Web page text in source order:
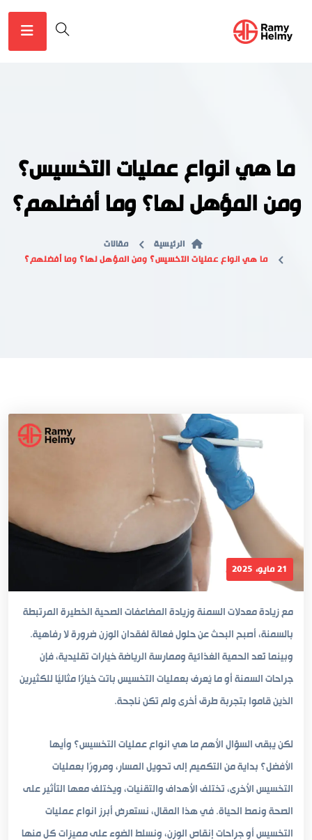
ما هي انواع عمليات التخسيس؟
ومن المؤهل لها؟ وما أفضلهم؟
الرئيسية
مقالات
ما هي انواع عمليات التخسيس؟ ومن المؤهل لها؟ وما أفضلهم؟
21 مايو، 2025
مع زيادة معدلات السمنة وزيادة المضاعفات الصحية الخطيرة المرتبطة
بالسمنة، أصبح البحث عن حلول فعالة لفقدان الوزن ضرورة لا رفاهية.
وبينما تُعد الحمية الغذائية وممارسة الرياضة خيارات تقليدية، فإن
جراحات السمنة أو ما يُعرف بعمليات التخسيس باتت خيارًا مثاليًا للكثيرين
الذين قاموا بتجربة طرق أخرى ولم تكن ناجحة.
لكن يبقى السؤال الأهم ما هي انواع عمليات التخسيس؟ وأيها
الأفضل؟ بداية من التكميم إلى تحويل المسار، ومرورًا بعمليات
التخسيس الأخرى، تختلف الأهداف والتقنيات، ويختلف معها التأثير على
الصحة ونمط الحياة. في هذا المقال، نستعرض أبرز انواع عمليات
التخسيس أو جراحات إنقاص الوزن، ونسلط الضوء على مميزات كل منها